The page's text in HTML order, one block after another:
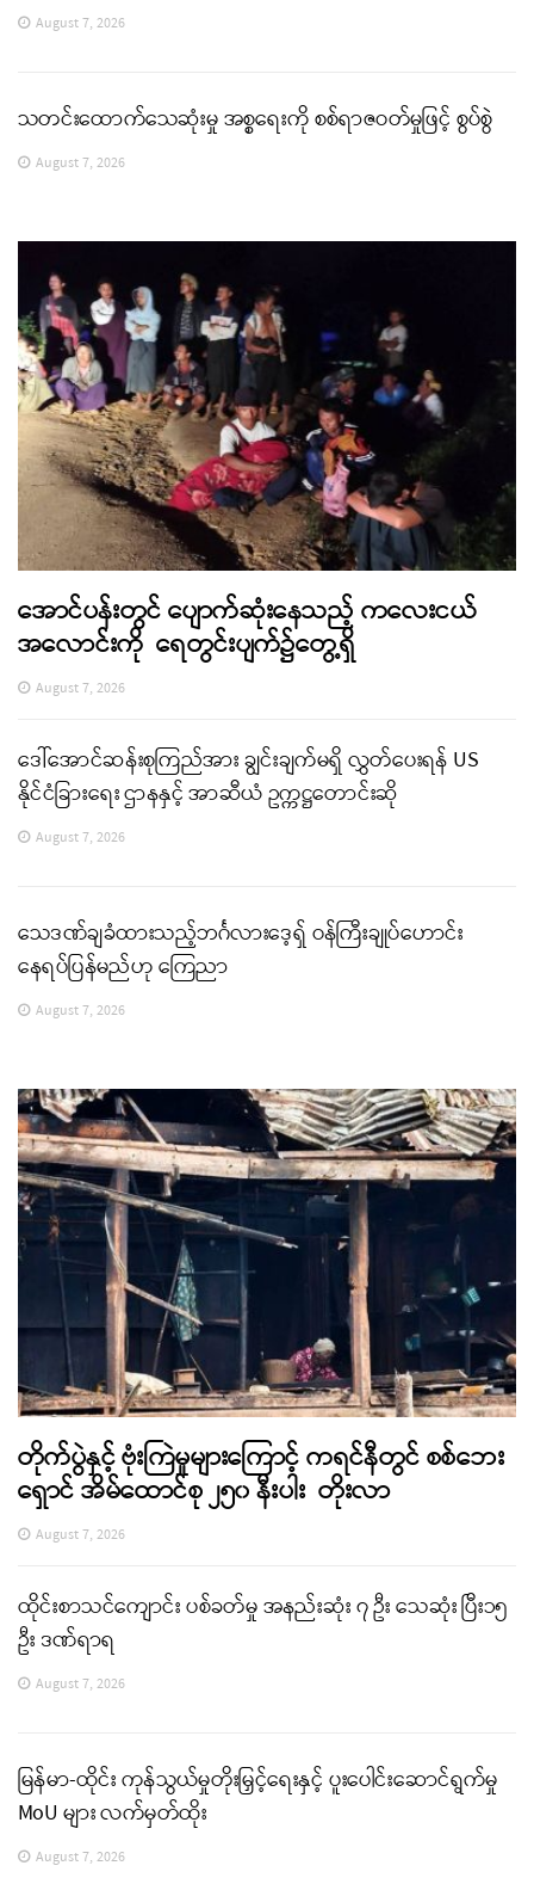
August 7, 2026
သတင်းထောက်သေဆုံးမှု အစ္စရေးကို စစ်ရာဇဝတ်မှုဖြင့် စွပ်စွဲ
August 7, 2026
အောင်ပန်းတွင် ပျောက်ဆုံးနေသည့် ကလေးငယ်
အလောင်းကို ရေတွင်းပျက်၌တွေ့ရှိ
August 7, 2026
ဒေါ်အောင်ဆန်းစုကြည်အား ချွင်းချက်မရှိ လွှတ်ပေးရန် US
နိုင်ငံခြားရေး ဌာနနှင့် အာဆီယံ ဥက္ကဋ္ဌတောင်းဆို
August 7, 2026
သေဒဏ်ချခံထားသည့်ဘင်္ဂလားဒေ့ရှ် ဝန်ကြီးချုပ်ဟောင်း
နေရပ်ပြန်မည်ဟု ကြေညာ
August 7, 2026
တိုက်ပွဲနှင့် ဗုံးကြဲမှုများကြောင့် ကရင်နီတွင် စစ်ဘေး
ရှောင် အိမ်ထောင်စု ၂၅၀ နီးပါး တိုးလာ
August 7, 2026
ထိုင်းစာသင်ကျောင်း ပစ်ခတ်မှု အနည်းဆုံး ၇ ဦး သေဆုံး ပြီး၁၅
ဦး ဒဏ်ရာရ
August 7, 2026
မြန်မာ-ထိုင်း ကုန်သွယ်မှုတိုးမြှင့်ရေးနှင့် ပူးပေါင်းဆောင်ရွက်မှု
MoU များ လက်မှတ်ထိုး
August 7, 2026